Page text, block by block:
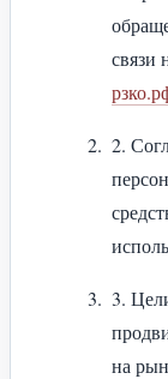
связи
2.
3.
на